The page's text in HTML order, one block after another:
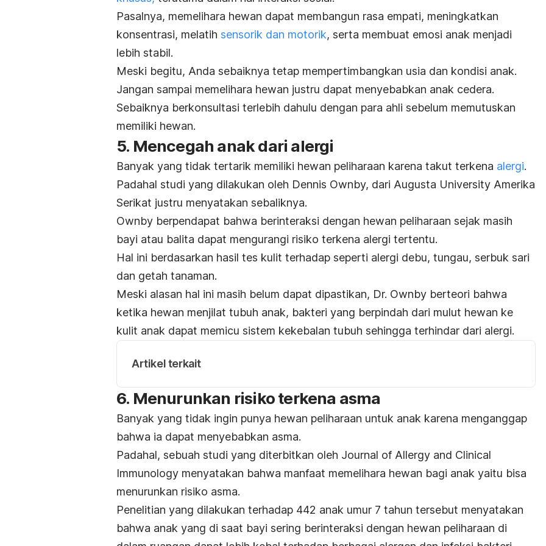
Pasalnya, memelihara hewan dapat membangun rasa empati, meningkatkan
konsentrasi, melatih sensorik dan motorik, serta membuat emosi anak menjadi
lebih stabil.
Meski begitu, Anda sebaiknya tetap mempertimbangkan usia dan kondisi anak.
Jangan sampai memelihara hewan justru dapat menyebabkan anak cedera.
Sebaiknya berkonsultasi terlebih dahulu dengan para ahli sebelum memutuskan
memiliki hewan.
5. Mencegah anak dari alergi
Banyak yang tidak tertarik memiliki hewan peliharaan karena takut terkena alergi.
Padahal studi yang dilakukan oleh Dennis Ownby, dari Augusta University Amerika
Serikat justru menyatakan sebaliknya.
Ownby berpendapat bahwa berinteraksi dengan hewan peliharaan sejak masih
bayi atau balita dapat mengurangi risiko terkena alergi tertentu.
Hal ini berdasarkan hasil tes kulit terhadap seperti alergi debu, tungau, serbuk sari
dan getah tanaman.
Meski alasan hal ini masih belum dapat dipastikan, Dr. Ownby berteori bahwa
ketika hewan menjilat tubuh anak, bakteri yang berpindah dari mulut hewan ke
kulit anak dapat memicu sistem kekebalan tubuh sehingga terhindar dari alergi.
Artikel terkait
6. Menurunkan risiko terkena asma
Banyak yang tidak ingin punya hewan peliharaan untuk anak karena menganggap
bahwa ia dapat menyebabkan asma.
Padahal, sebuah studi yang diterbitkan oleh Journal of Allergy and Clinical
Immunology menyatakan bahwa manfaat memelihara hewan bagi anak yaitu bisa
menurunkan risiko asma.
Penelitian yang dilakukan terhadap 442 anak umur 7 tahun tersebut menyatakan
bahwa anak yang di saat bayi sering berinteraksi dengan hewan peliharaan di